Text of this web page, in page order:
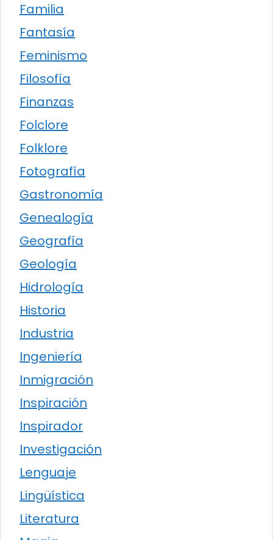
Familia
Fantasía
Feminismo
Filosofía
Finanzas
Folclore
Folklore
Fotografía
Gastronomía
Genealogía
Geografía
Geología
Hidrología
Historia
Industria
Ingeniería
Inmigración
Inspiración
Inspirador
Investigación
Lenguaje
Lingüística
Literatura